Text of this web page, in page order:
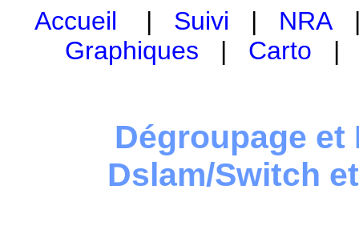
Accueil | Suivi | NRA
Graphiques | Carto
Dégroupage et
Dslam/Switch